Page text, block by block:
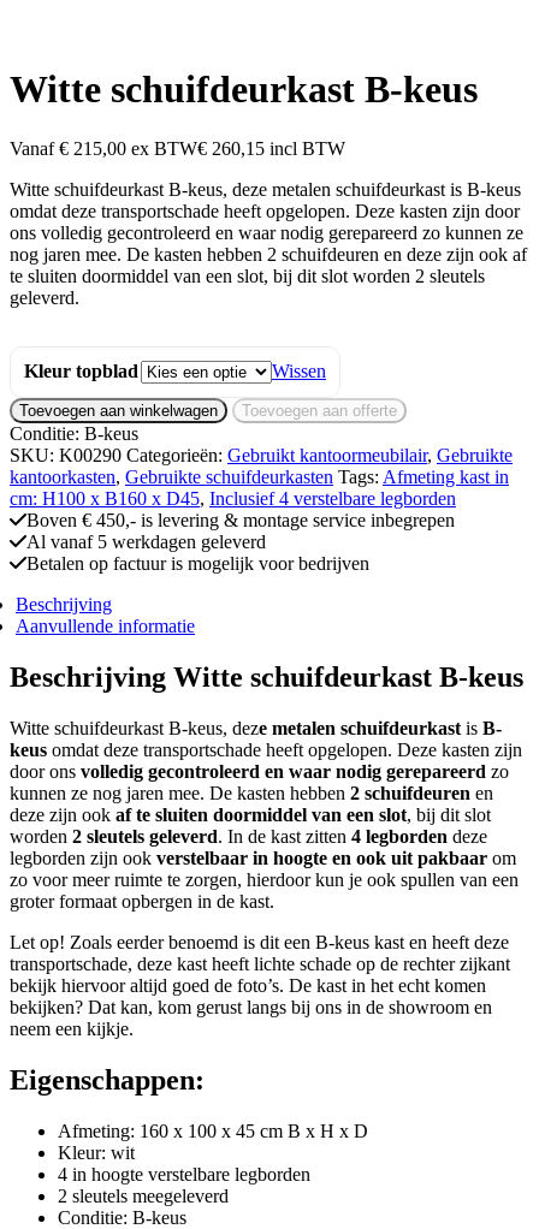
Witte schuifdeurkast B-keus
Vanaf€ 215,00 ex BTW€ 260,15 incl BTW
Witte schuifdeurkast B-keus, deze metalen schuifdeurkast is B-keus
omdat deze transportschade heeft opgelopen. Deze kasten zijn door
ons volledig gecontroleerd en waar nodig gerepareerd zo kunnen ze
nog jaren mee. De kasten hebben 2 schuifdeuren en deze zijn ook af
te sluiten doormiddel van een slot, bij dit slot worden 2 sleutels
geleverd.
Kleur topblad
Wissen
Witte
schuifdeurkast
B-
keus
aantal
Toevoegen aan winkelwagen Toevoegen aan offerte
Conditie: B-keus
SKU: K00290 Categorieën: Gebruikt kantoormeubilair, Gebruikte
kantoorkasten, Gebruikte schuifdeurkasten Tags: Afmeting kast in
cm: H100 x B160 x D45, Inclusief 4 verstelbare legborden
Boven € 450,- is levering & montage service inbegrepen
Al vanaf 5 werkdagen geleverd
Betalen op factuur is mogelijk voor bedrijven
Beschrijving
Aanvullende informatie
Beschrijving Witte schuifdeurkast B-keus
Witte schuifdeurkast B-keus, deze metalen schuifdeurkast is B-
keus omdat deze transportschade heeft opgelopen. Deze kasten zijn
door ons volledig gecontroleerd en waar nodig gerepareerd zo
kunnen ze nog jaren mee. De kasten hebben 2 schuifdeuren en
deze zijn ook af te sluiten doormiddel van een slot, bij dit slot
worden 2 sleutels geleverd. In de kast zitten 4 legborden deze
legborden zijn ook verstelbaar in hoogte en ook uit pakbaar om
zo voor meer ruimte te zorgen, hierdoor kun je ook spullen van een
groter formaat opbergen in de kast.
Let op! Zoals eerder benoemd is dit een B-keus kast en heeft deze
transportschade, deze kast heeft lichte schade op de rechter zijkant
bekijk hiervoor altijd goed de foto’s. De kast in het echt komen
bekijken? Dat kan, kom gerust langs bij ons in de showroom en
neem een kijkje.
Eigenschappen:
Afmeting: 160 x 100 x 45 cm B x H x D
Kleur: wit
4 in hoogte verstelbare legborden
2 sleutels meegeleverd
Conditie: B-keus